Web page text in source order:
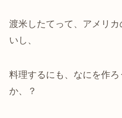
渡米したてって、アメリ
いし、
料理するにも、なにを作
か、？